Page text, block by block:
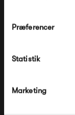
Præferencer
Statistik
Marketing
Pappelina
*Ved at tilmelde